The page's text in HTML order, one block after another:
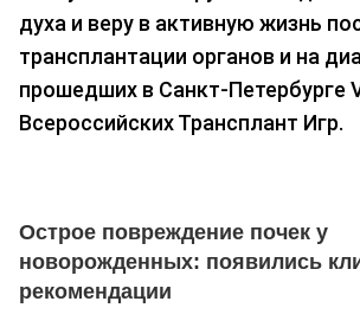
духа и веру в активную жизнь
трансплантации органов и на
прошедших в Санкт-Петербурге
Всероссийских Трансплант Игр.
Острое повреждение почек у
новорожденных: появились
рекомендации